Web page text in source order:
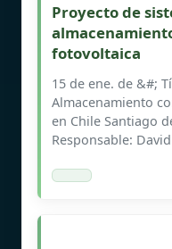
Proyecto de
fotovoltaica
15 de ene. de &#;
Almacenamiento
en Chile Santiago
Responsable: